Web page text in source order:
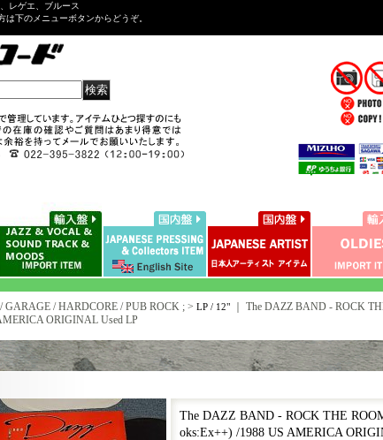
レゲエ、ブルース
下のメニューボタンからどうぞ。
GARAGE / HARDCORE / PUB ROCK ; > LP / 12"｜ The DAZZ BAND - ROCK
ORIGINAL Used LP
The DAZZ BAND - ROCK THE
oks:Ex++) /1988 US AMERICA